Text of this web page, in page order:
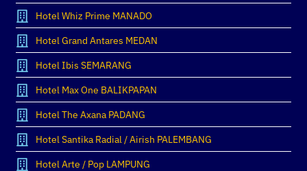
Hotel Whiz Prime MANADO
Hotel Grand Antares MEDAN
Hotel Ibis SEMARANG
Hotel Max One BALIKPAPAN
Hotel The Axana PADANG
Hotel Santika Radial / Airish PALEMBANG
Hotel Arte / Pop LAMPUNG